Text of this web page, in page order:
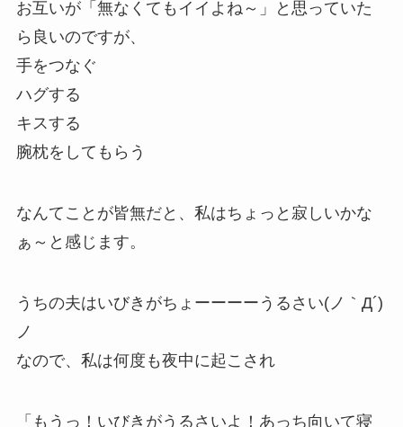
お互いが「無なくてもイイよね～」と思っていた
ら良いのですが、
手をつなぐ
ハグする
キスする
腕枕をしてもらう
なんてことが皆無だと、私はちょっと寂しいかな
ぁ～と感じます。
うちの夫はいびきがちょーーーーうるさい(ノ｀Д´)
ノ
なので、私は何度も夜中に起こされ
「もうっ！いびきがうるさいよ！あっち向いて寝